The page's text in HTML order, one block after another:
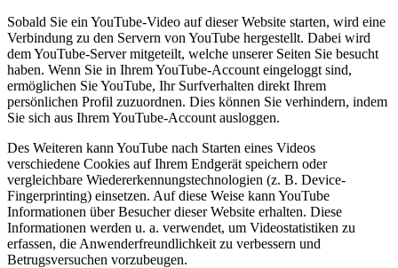
Sobald Sie ein YouTube-Video auf dieser Website starten, wird eine
Verbindung zu den Servern von YouTube hergestellt. Dabei wird
dem YouTube-Server mitgeteilt, welche unserer Seiten Sie besucht
haben. Wenn Sie in Ihrem YouTube-Account eingeloggt sind,
ermöglichen Sie YouTube, Ihr Surfverhalten direkt Ihrem
persönlichen Profil zuzuordnen. Dies können Sie verhindern, indem
Sie sich aus Ihrem YouTube-Account ausloggen.
Des Weiteren kann YouTube nach Starten eines Videos
verschiedene Cookies auf Ihrem Endgerät speichern oder
vergleichbare Wiedererkennungstechnologien (z. B. Device-
Fingerprinting) einsetzen. Auf diese Weise kann YouTube
Informationen über Besucher dieser Website erhalten. Diese
Informationen werden u. a. verwendet, um Videostatistiken zu
erfassen, die Anwenderfreundlichkeit zu verbessern und
Betrugsversuchen vorzubeugen.